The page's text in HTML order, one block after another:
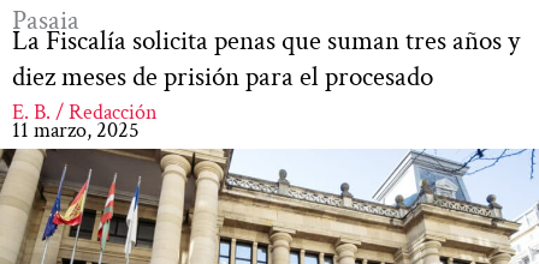
Pasaia
La Fiscalía solicita penas que suman tres años y
diez meses de prisión para el procesado
E. B. / Redacción
11 marzo, 2025